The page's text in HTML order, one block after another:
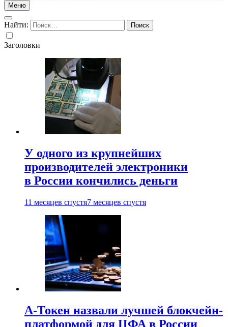
Меню
Найти:
Заголовки
У одного из крупнейших
производителей электроники
в России кончились деньги
11 месяцев спустя7 месяцев спустя
А-Токен назвали лучшей блокчейн-
платформой для ЦФА в России